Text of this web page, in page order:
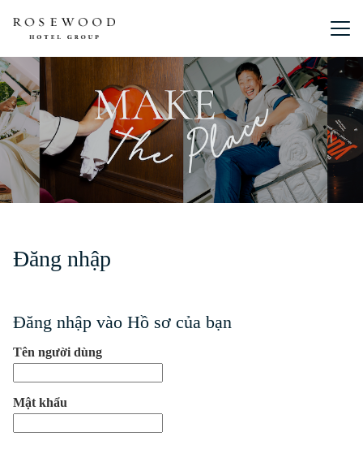
Menu
Đăng nhập
Đăng nhập vào Hồ sơ của bạn
Tên người dùng
Mật khẩu